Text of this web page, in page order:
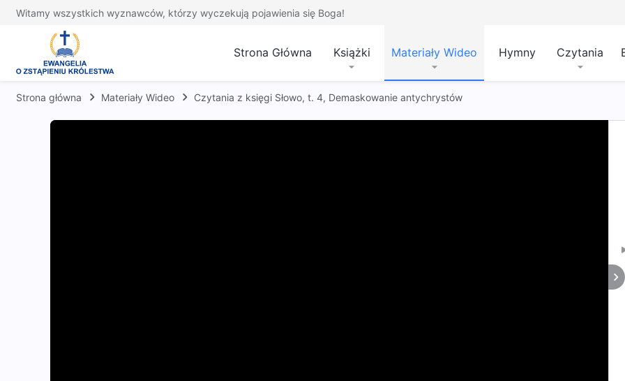
Witamy wszystkich wyznawców, którzy wyczekują pojawienia się Boga!
Strona Główna Książki Materiały Wideo Hymny Czytania
Strona główna Materiały Wideo Czytania z księgi Słowo, t. 4, Demaskowanie antychrystów